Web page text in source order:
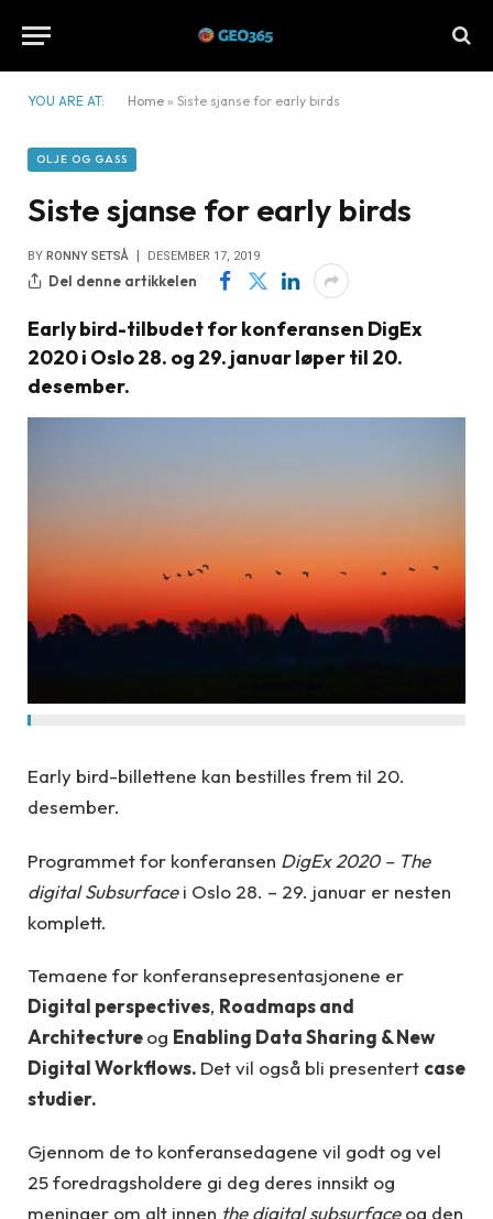
YOU ARE AT: Home » Siste sjanse for early birds
OLJE OG GASS
Siste sjanse for early birds
BY RONNY SETSÅ DESEMBER 17, 2019
Del denne artikkelen
Early bird-tilbudet for konferansen DigEx
2020 i Oslo 28. og 29. januar løper til 20.
desember.
Early bird-billettene kan bestilles frem til 20.
desember.
Programmet for konferansen DigEx 2020 – The
digital Subsurfacei Oslo 28. – 29. januar er nesten
komplett.
Temaene for konferansepresentasjonene er
Digital perspectives, Roadmaps and
Architectureog Enabling Data Sharing & New
Digital Workflows. Det vil også bli presentert case
studier.
Gjennom de to konferansedagene vil godt og vel
25 foredragsholdere gi deg deres innsikt og
meninger om alt innen the digital subsurfaceog den